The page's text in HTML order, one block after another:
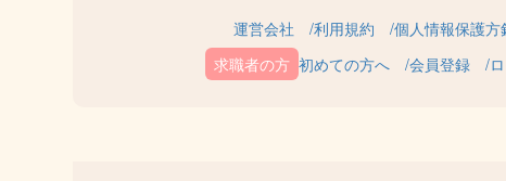
運営会社 利用規約 個人情報保護方
初めての方へ
会員登録